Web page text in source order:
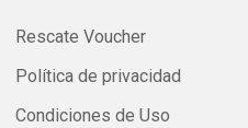
Rescate Voucher
Política de privacidad
Condiciones de Uso